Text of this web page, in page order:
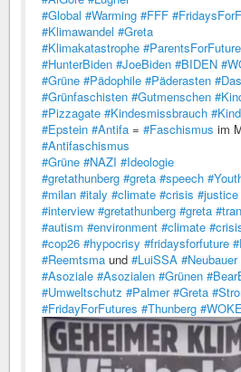
#Global #Warming #FFF
#Klimawandel #Greta
#Klimakatastrophe #ParentsForFuture
#HunterBiden #JoeBiden #BIDEN
#Grüne #Pädophile #Päderasten
#Grünfaschisten #Gutmenschen
#Pizzagate #Kindesmissbrauch
#Epstein #Antifa = #Faschismus im
#Antifaschismus
#Grüne #NAZI #Ideologie
#gretathunberg #greta #speech
#milan #italy #climate #crisis #justice
#interview #gretathunberg #greta
#autism #environment #climate
#cop26 #hypocrisy #fridaysforfuture
#Reemtsma und #LuiSSA #Neubauer
#Asoziale #Asozialen #Grünen
#Umweltschutz #Palmer #Greta
#FridayForFutures #Thunberg #WOKE